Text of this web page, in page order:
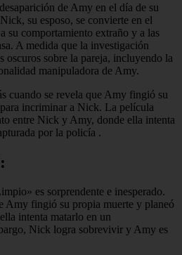
de Amy en el día de su
su esposo, se convierte en el
su comportamiento extraño y a las
A medida que la investigación
oscuros sobre la pareja, incluyendo la
manipuladora de Amy.
cuando se revela que Amy fingió su
incriminar a Nick. La película
entre Nick y Amy, donde ella intenta
por la policía .
es sorprendente e inesperado.
Amy fingió su propia muerte y planeó
intenta matarlo en un
Nick logra sobrevivir y Amy es